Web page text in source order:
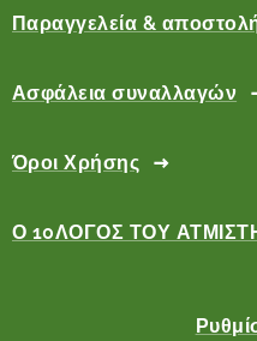
Παραγγελεία &
Ασφάλεια συναλλαγών
Όροι Χρήσης
Ο 10ΛΟΓΟΣ ΤΟΥ